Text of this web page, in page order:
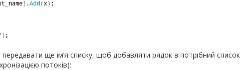
.Add(x ) ;
) ;
передавати ще ім’я списку, щоб добавляти рядок в потрібний список
потоків):